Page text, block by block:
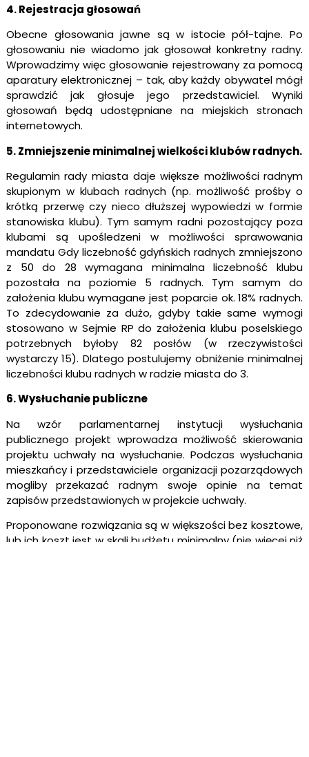
4. Rejestracja głosowań
Obecne głosowania jawne są w istocie pół-tajne. Po
głosowaniu nie wiadomo jak głosował konkretny radny.
Wprowadzimy więc głosowanie rejestrowany za pomocą
aparatury elektronicznej – tak, aby każdy obywatel mógł
sprawdzić jak głosuje jego przedstawiciel. Wyniki
głosowań będą udostępniane na miejskich stronach
internetowych.
5. Zmniejszenie minimalnej wielkości klubów radnych.
Regulamin rady miasta daje większe możliwości radnym
skupionym w klubach radnych (np. możliwość prośby o
krótką przerwę czy nieco dłuższej wypowiedzi w formie
stanowiska klubu). Tym samym radni pozostający poza
klubami są upośledzeni w możliwości sprawowania
mandatu Gdy liczebność gdyńskich radnych zmniejszono
z 50 do 28 wymagana minimalna liczebność klubu
pozostała na poziomie 5 radnych. Tym samym do
założenia klubu wymagane jest poparcie ok. 18% radnych.
To zdecydowanie za dużo, gdyby takie same wymogi
stosowano w Sejmie RP do założenia klubu poselskiego
potrzebnych byłoby 82 posłów (w rzeczywistości
wystarczy 15). Dlatego postulujemy obniżenie minimalnej
liczebności klubu radnych w radzie miasta do 3.
6. Wysłuchanie publiczne
Na wzór parlamentarnej instytucji wysłuchania
publicznego projekt wprowadza możliwość skierowania
projektu uchwały na wysłuchanie. Podczas wysłuchania
mieszkańcy i przedstawiciele organizacji pozarządowych
mogliby przekazać radnym swoje opinie na temat
zapisów przedstawionych w projekcie uchwały.
Proponowane rozwiązania są w większości bez kosztowe,
lub ich koszt jest w skali budżetu minimalny (nie więcej niż